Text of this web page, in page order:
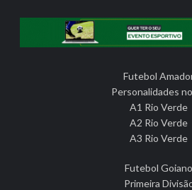
Futebol
Personalidades
A1 Rio Verde
A2 Rio Verde
A3 Rio Verde
Futebol Goiano
Primeira